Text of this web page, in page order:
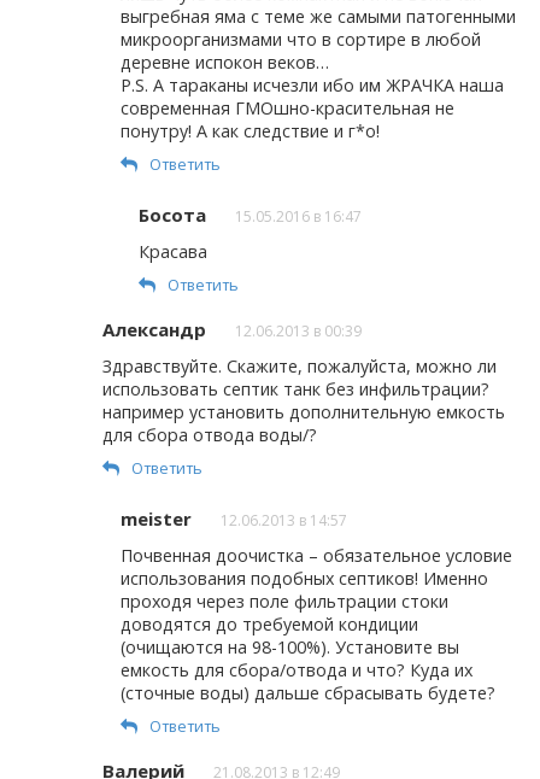
выгребная яма с теме же самыми патогенными
микроорганизмами что в сортире в любой
деревне испокон веков…
P.S. А тараканы исчезли ибо им ЖРАЧКА наша
современная ГМОшно-красительная не
понутру! А как следствие и г*о!
Ответить
Босота 15.05.2016 в 16:47
Красава
Ответить
Александр 12.06.2013 в 00:39
Здравствуйте. Скажите, пожалуйста, можно ли
использовать септик танк без инфильтрации?
например установить дополнительную емкость
для сбора отвода воды/?
Ответить
meister 12.06.2013 в 14:57
Почвенная доочистка – обязательное условие
использования подобных септиков! Именно
проходя через поле фильтрации стоки
доводятся до требуемой кондиции
(очищаются на 98-100%). Установите вы
емкость для сбора/отвода и что? Куда их
(сточные воды) дальше сбрасывать будете?
Ответить
Валерий 21.08.2013 в 12:49